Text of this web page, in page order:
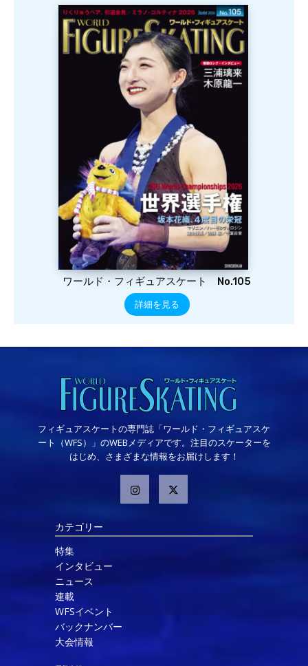
ワールド・フィギュアスケート No.105
詳細を見る
フィギュアスケートの専門誌「ワールド・フィギュアスケ
ート（WFS）」のWEBメディアです。注目のスケーターを
はじめ、さまざまな情報をお届けします！
カテゴリー
特集
インタビュー
ニュース
連載
WFSイベント
バックナンバー
大会情報